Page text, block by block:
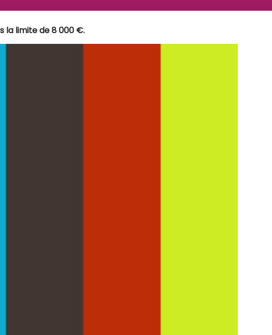
la limite de 8 000 €.